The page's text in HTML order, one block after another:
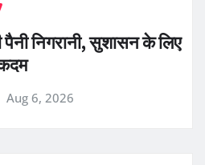
पैनी निगरानी, सुशासन के लिए
Aug 6, 2026